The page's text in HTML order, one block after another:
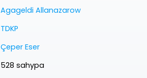
Agageldi Allanazarow
TDKP
Çeper Eser
528 sahypa